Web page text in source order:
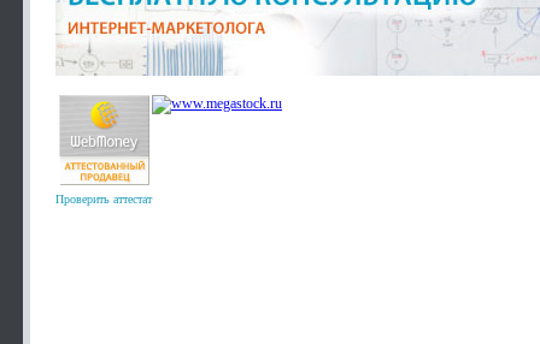
Проверить аттестат